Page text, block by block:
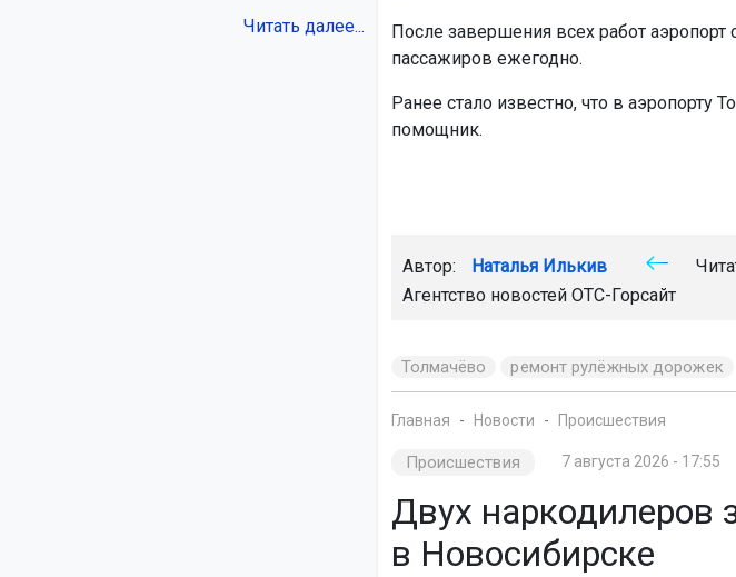
Читать далее...
После завершения всех работ
пассажиров ежегодно.
Ранее стало известно, что в аэропорту
помощник.
Автор: Наталья Илькив
Агентство новостей ОТС-Горсайт
Толмачёво ремонт рулёжных дорожек
Главная Новости Происшествия
Происшествия 7 августа 2026 - 17:55
Двух наркодилеров
в Новосибирске